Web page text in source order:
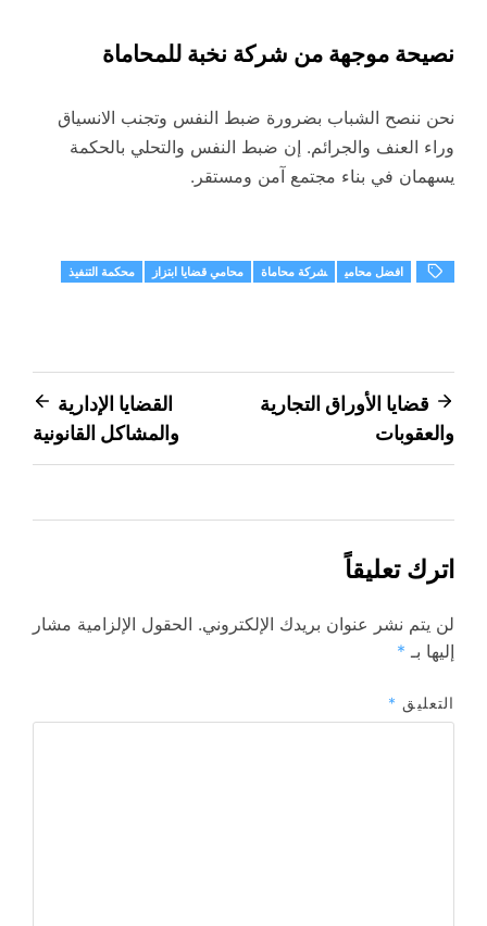
نصيحة موجهة من شركة نخبة للمحاماة
نحن ننصح الشباب بضرورة ضبط النفس وتجنب الانسياق
وراء العنف والجرائم. إن ضبط النفس والتحلي بالحكمة
يسهمان في بناء مجتمع آمن ومستقر.
افضل محامي شركة محاماة محامي قضايا ابتزاز محكمة التنفيذ
تصفّح
المقالات
قضايا الأوراق التجارية
والعقوبات
القضايا الإدارية
والمشاكل القانونية
اترك تعليقاً
لن يتم نشر عنوان بريدك الإلكتروني. الحقول الإلزامية مشار
إليها بـ *
التعليق *